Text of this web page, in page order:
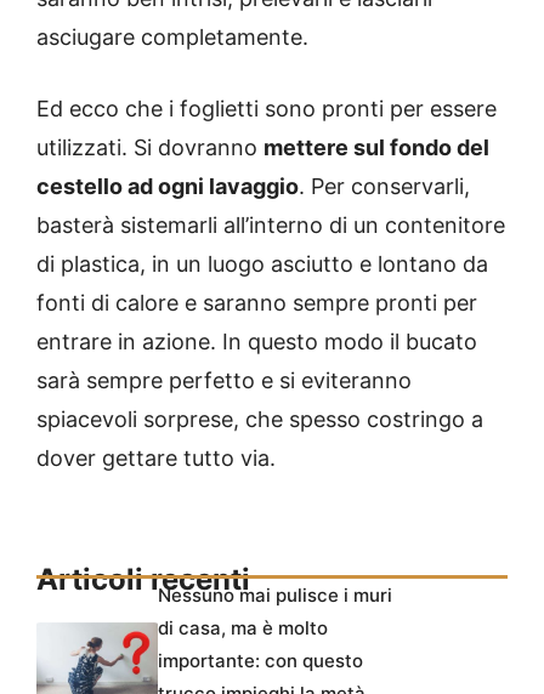
asciugare completamente.
Ed ecco che i foglietti sono pronti per essere
utilizzati. Si dovranno mettere sul fondo del
cestello ad ogni lavaggio. Per conservarli,
basterà sistemarli all’interno di un contenitore
di plastica, in un luogo asciutto e lontano da
fonti di calore e saranno sempre pronti per
entrare in azione. In questo modo il bucato
sarà sempre perfetto e si eviteranno
spiacevoli sorprese, che spesso costringo a
dover gettare tutto via.
Articoli recentiNessuno mai pulisce i muri
di casa, ma è molto
importante: con questo